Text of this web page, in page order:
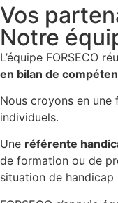
Vos
Notre
L’équipe FORSECO
en bilan de
Nous croyons en une
individuels.
Une référente
de formation ou de
situation de